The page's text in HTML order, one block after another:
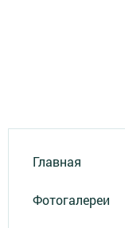
Главная
Фотогалереи